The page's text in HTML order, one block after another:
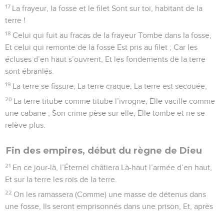
17 La frayeur, la fosse et le filet Sont sur toi, habitant de la
terre !
18 Celui qui fuit au fracas de la frayeur Tombe dans la fosse,
Et celui qui remonte de la fosse Est pris au filet ; Car les
écluses d’en haut s’ouvrent, Et les fondements de la terre
sont ébranlés.
19 La terre se fissure, La terre craque, La terre est secouée,
20 La terre titube comme titube l’ivrogne, Elle vacille comme
une cabane ; Son crime pèse sur elle, Elle tombe et ne se
relève plus.
Fin des empires, début du règne de Dieu
21 En ce jour-là, l’Éternel châtiera Là-haut l’armée d’en haut,
Et sur la terre les rois de la terre.
22 On les ramassera (Comme) une masse de détenus dans
une fosse, Ils seront emprisonnés dans une prison, Et, après